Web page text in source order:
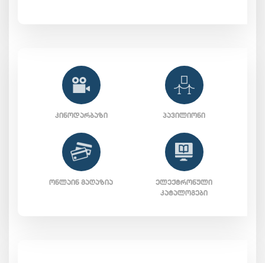
ᲙᲘᲜᲝᲓᲐᲠᲑᲐᲖᲘ ᲞᲐᲕᲘᲚᲘᲝᲜᲘ
ᲝᲜᲚᲐᲘᲜ ᲛᲐᲦᲐᲖᲘᲐ
ᲔᲚᲔᲥᲢᲠᲝᲜᲣᲚᲘ
ᲙᲐᲢᲐᲚᲝᲒᲔᲑᲘ